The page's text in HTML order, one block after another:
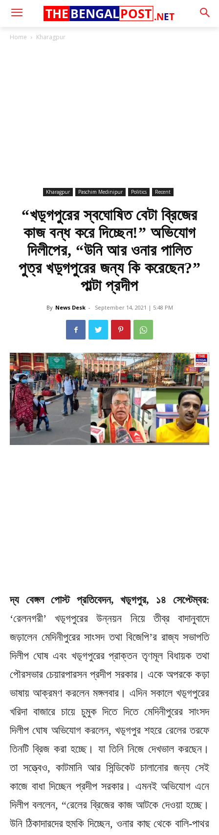
.NET
THE BENGALPOST
Home Kharagpur
Kharagpur Paschim Medinipur Politics Recent
“খড়্গপুরের স্বঘোষিত বেটা ব্রিজের
কাজ বন্ধ করে দিচ্ছেন!” অভিযোগ
দিলীপের, “উনি আর ওনার পালিত
পুত্র খড়্গপুরের জন্য কি করেছেন?”
পাল্টা প্রদীপ
By News Desk - September 14, 2021 | 5:48 PM
দ্য বেঙ্গল পোস্ট প্রতিবেদন, খড়্গপুর, ১৪ সেপ্টেম্বর:
‘রেলনগরী’ খড়্গপুরের উন্নয়ন নিয়ে তীব্র বাদানুবাদে
জড়ালেন মেদিনীপুরের সাংসদ তথা বিজেপি’র রাজ্য সভাপতি
দিলীপ ঘোষ এবং খড়্গপুরের প্রাক্তন তৃণমূল বিধায়ক তথা
পৌরসভার চেয়ারপারসন প্রদীপ সরকার। একে অপরকে কড়া
ভাষায় আক্রমণ করলেন মঙ্গলবার। এদিন সকালে খড়্গপুরের
খরিদা বাজারে চায়ে চুমুক দিতে দিতে মেদিনীপুরের সাংসদ
দিলীপ ঘোষ অভিযোগ করলেন, খড়্গপুর শহরে রেলের তরফে
তিনটি ব্রিজ করা হচ্ছে। যা তিনি নিজে দেখভাল করছেন।
তা সত্ত্বেও, কাটমানি আর সিন্ডিকেট চালানোর জন্য সেই
কাজে বাধা দিচ্ছেন প্রদীপ সরকার। এমনই অভিযোগ এনে
দিলীপ বললেন, “রেলের ব্রিজের কাজ আটকে দেওয়া হচ্ছে।
উনি ঠিকাদারদের হুমকি দিচ্ছেন, ওনার কাছ থেকে বালি-পাথর